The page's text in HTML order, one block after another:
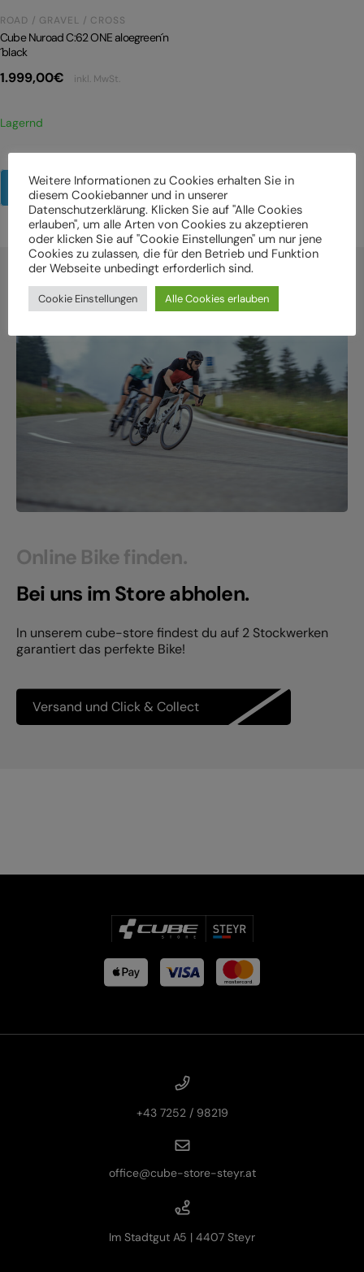
ROAD / GRAVEL / CROSS
Cube Nuroad C:62 ONE aloegreen´n
´black
1.999,00€ inkl. MwSt.
Lagernd
Mehr Produkte anzeigen
Online Bike finden.
Bei uns im Store abholen.
In unserem cube-store findest du auf 2 Stockwerken
garantiert das perfekte Bike!
Versand und Click & Collect
+43 7252 / 98219
office@cube-store-steyr.at
Im Stadtgut A5 | 4407 Steyr
Weitere Informationen zu Cookies erhalten Sie in
diesem Cookiebanner und in unserer
Datenschutzerklärung. Klicken Sie auf "Alle Cookies
erlauben", um alle Arten von Cookies zu akzeptieren
oder klicken Sie auf "Cookie Einstellungen" um nur jene
Cookies zu zulassen, die für den Betrieb und Funktion
der Webseite unbedingt erforderlich sind.
Cookie Einstellungen Alle Cookies erlauben